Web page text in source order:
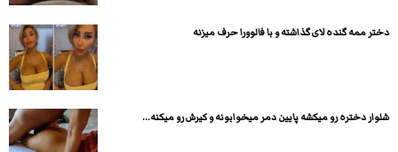
دختر ممه گنده لای گذاشته و با فالوورا حرف میزنه
شلوار دختره رو میکشه پایین دمر میخوابونه و کیرش رو میکنه...